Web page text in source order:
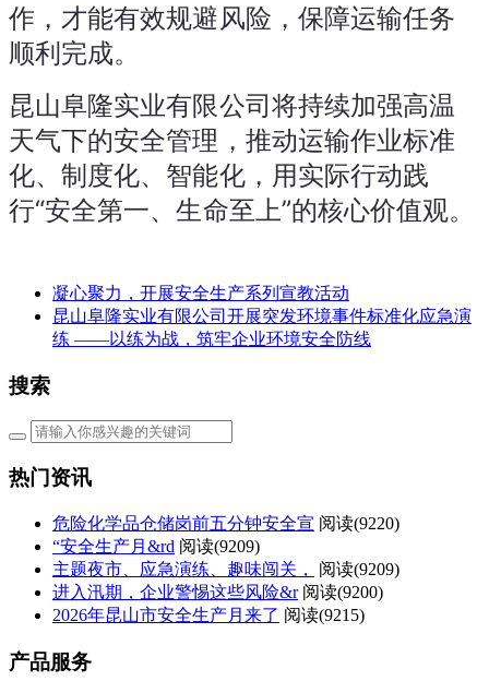
作，才能有效规避风险，保障运输任务
顺利完成。
昆山阜隆实业有限公司将持续加强高温
天气下的安全管理，推动运输作业标准
化、制度化、智能化，用实际行动践
行“安全第一、生命至上”的核心价值观。
凝心聚力，开展安全生产系列宣教活动
昆山阜隆实业有限公司开展突发环境事件标准化应急演
练 ——以练为战，筑牢企业环境安全防线
搜索
热门资讯
危险化学品仓储岗前五分钟安全宣 阅读(9220)
“安全生产月&rd 阅读(9209)
主题夜市、应急演练、趣味闯关，
阅读(9209)
进入汛期，企业警惕这些风险&r 阅读(9200)
2026年昆山市安全生产月来了 阅读(9215)
产品服务